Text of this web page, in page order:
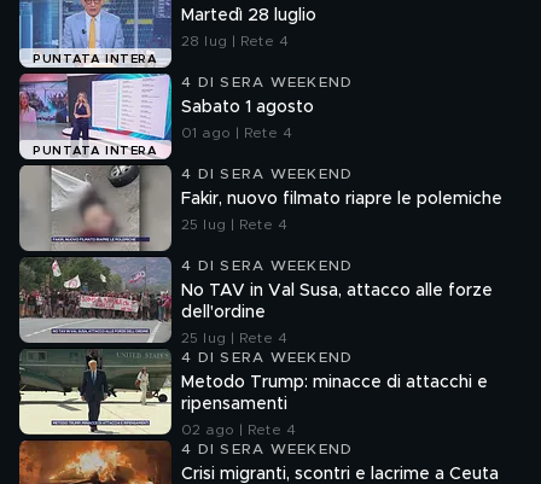
PUNTATA INTERA
Martedì 28 luglio
28 lug | Rete 4
PUNTATA INTERA
4 DI SERA WEEKEND
Sabato 1 agosto
01 ago | Rete 4
4 DI SERA WEEKEND
Fakir, nuovo filmato riapre le polemiche
25 lug | Rete 4
4 DI SERA WEEKEND
No TAV in Val Susa, attacco alle forze
dell'ordine
25 lug | Rete 4
4 DI SERA WEEKEND
Metodo Trump: minacce di attacchi e
ripensamenti
02 ago | Rete 4
4 DI SERA WEEKEND
Crisi migranti, scontri e lacrime a Ceuta